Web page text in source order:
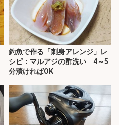
釣魚で作る「刺身アレンジ」レ
シピ：マルアジの酢洗い 4～5
分漬ければOK